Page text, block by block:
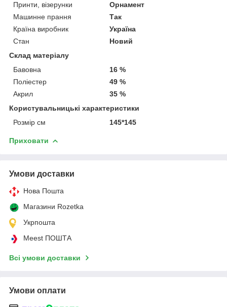
Принти, візерунки
Орнамент
Машинне прання
Так
Країна виробник
Україна
Стан
Новий
Склад матеріалу
Бавовна
16 %
Поліестер
49 %
Акрил
35 %
Користувальницькі характеристики
Розмір см
145*145
Приховати
Умови доставки
Нова Пошта
Магазини Rozetka
Укрпошта
Meest ПОШТА
Всі умови доставки
Умови оплати